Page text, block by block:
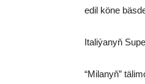
edil köne
Italiýanyň
“Milanyň”